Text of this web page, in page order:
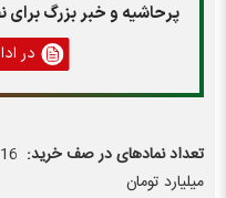
پرحاشیه و خبر بزرگ برای
در
تعداد نماد‌های در صف خرید:
میلیارد تومان